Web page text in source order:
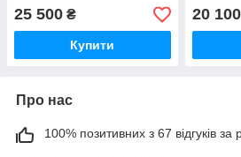
25 500 ₴
Купити
20 100
Про нас
100% позитивних з 67 відгуків за